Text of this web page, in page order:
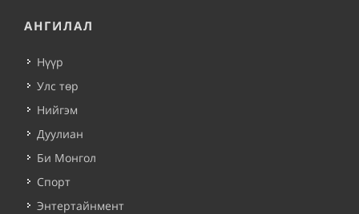
АНГИЛАЛ
Нүүр
Улс төр
Нийгэм
Дуулиан
Би Монгол
Спорт
Энтертайнмент